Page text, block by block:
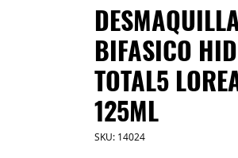
BIFASICO
TOTAL5
125ML
SKU: 14024